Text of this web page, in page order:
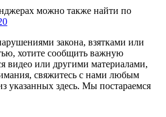
можно также найти по
закона, взятками или
хотите сообщить важную
видео или другими материалами,
свяжитесь с нами любым
указанных здесь. Мы постараемся